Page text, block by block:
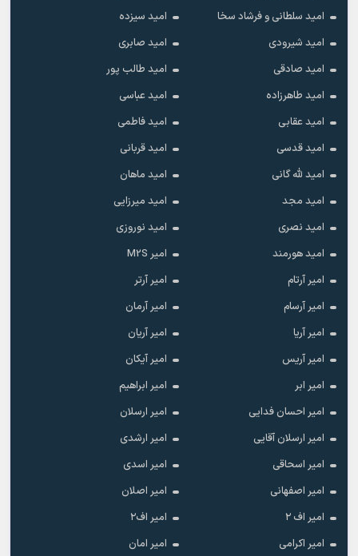
امید سلطانی و فرشاد سخا
امید سیزده
امید شیرودی
امید صابری
امید صادقی
امید طالب پور
امید طاهرزاده
امید عباسی
امید عقابی
امید فاطمی
امید قدسی
امید قربانی
امید لله گانی
امید ماهان
امید مجد
امید میرزایی
امید نصری
امید نوروزی
امید هورمند
امیر M2S
امیر آرتام
امیر آرتر
امیر آرسام
امیر آرمان
امیر آریا
امیر آریان
امیر آریس
امیر آیکان
امیر ابر
امیر ابراهیم
امیر احسان فدایی
امیر ارسلان
امیر ارسلان آقایی
امیر ارشدی
امیر اسحاقی
امیر اسدی
امیر اصفهانی
امیر اصلان
امیر اف ۲
امیر اف۲
امیر اکرامی
امیر امان